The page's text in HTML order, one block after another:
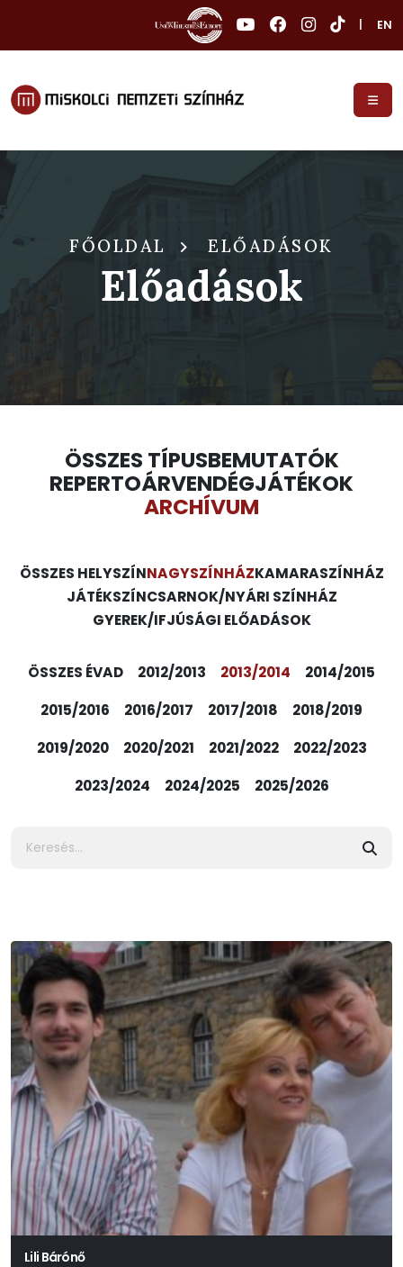
EN
FŐOLDAL ELŐADÁSOK
Előadások
ÖSSZES TÍPUSBEMUTATÓK
REPERTOÁRVENDÉGJÁTÉKOK
ARCHÍVUM
ÖSSZES HELYSZÍNNAGYSZÍNHÁZKAMARASZÍNHÁZ
JÁTÉKSZÍNCSARNOK/NYÁRI SZÍNHÁZ
GYEREK/IFJÚSÁGI ELŐADÁSOK
ÖSSZES ÉVAD 2012/2013 2013/2014
2014/2015
2015/2016
2016/2017 2017/2018
2018/2019
2019/2020
2020/2021 2021/2022
2022/2023
2023/2024
2024/2025 2025/2026
Lili Bárónő